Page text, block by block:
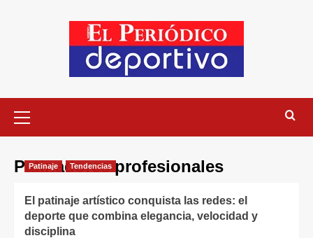
Patinadores profesionales
Patinaje Tendencias
El patinaje artístico conquista las redes: el
deporte que combina elegancia, velocidad y
disciplina